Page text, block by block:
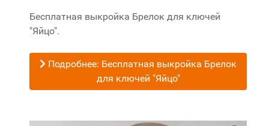
Бесплатная выкройка Брелок для ключей
"Яйцо".
Подробнее: Бесплатная выкройка Брелок
для ключей "Яйцо"